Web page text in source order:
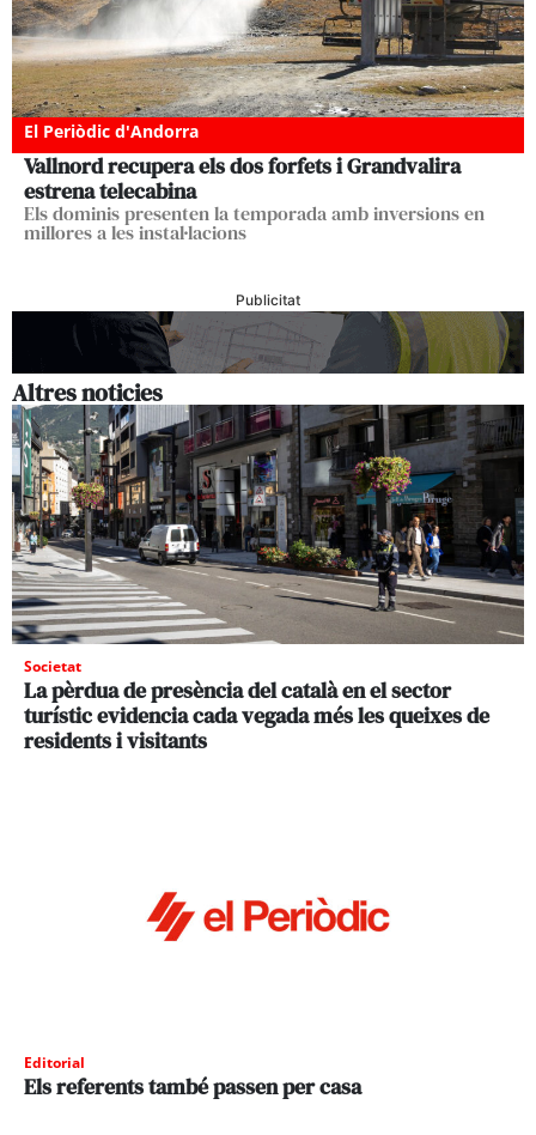
El Periòdic d'Andorra
Vallnord recupera els dos forfets i Grandvalira
estrena telecabina
Els dominis presenten la temporada amb inversions en
millores a les instal·lacions
Publicitat
Altres noticies
Societat
La pèrdua de presència del català en el sector
turístic evidencia cada vegada més les queixes de
residents i visitants
Editorial
Els referents també passen per casa